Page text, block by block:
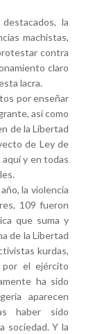
la
machistas,
contra
claro
lacra.
por enseñar
así como
de la Libertad
de Ley de
y en todas
la violencia
109 fueron
que suma y
de la Libertad
kurdas,
por el ejército
ha sido
aparecen
haber sido
sociedad. Y la